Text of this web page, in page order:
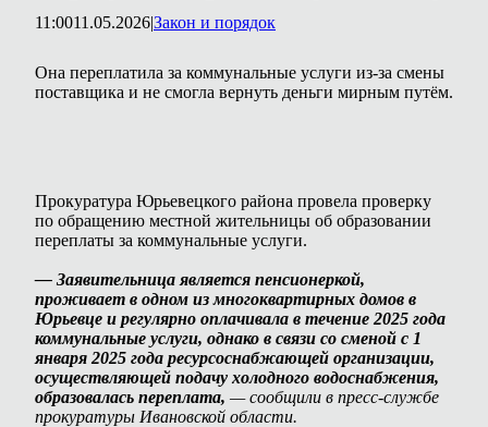
11:0011.05.2026|Закон и порядок
Она переплатила за коммунальные услуги из-за смены
поставщика и не смогла вернуть деньги мирным путём.
Прокуратура Юрьевецкого района провела проверку
по обращению местной жительницы об образовании
переплаты за коммунальные услуги.
— Заявительница является пенсионеркой,
проживает в одном из многоквартирных домов в
Юрьевце и регулярно оплачивала в течение 2025 года
коммунальные услуги, однако в связи со сменой с 1
января 2025 года ресурсоснабжающей организации,
осуществляющей подачу холодного водоснабжения,
образовалась переплата, — сообщили в пресс-службе
прокуратуры Ивановской области.